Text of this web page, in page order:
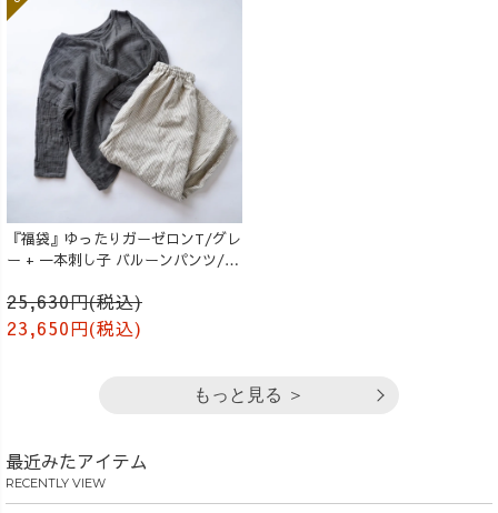
『福袋』ゆったりガーゼロンT/グレ
ー + 一本刺し子 バルーンパンツ/生
25,630円(税込)
23,650円(税込)
もっと見る ＞
最近みたアイテム
RECENTLY VIEW